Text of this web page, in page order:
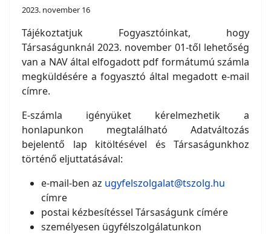
2023. november 16
Tájékoztatjuk Fogyasztóinkat, hogy
Társaságunknál 2023. november 01-től lehetőség
van a NAV által elfogadott pdf formátumú számla
megküldésére a fogyasztó által megadott e-mail
címre.
E-számla igényüket kérelmezhetik a
honlapunkon megtalálható Adatváltozás
bejelentő lap kitöltésével és Társaságunkhoz
történő eljuttatásával:
e-mail-ben az ugyfelszolgalat@tszolg.hu
címre
postai kézbesítéssel Társaságunk címére
személyesen ügyfélszolgálatunkon